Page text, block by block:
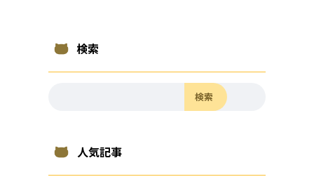
検索
検索
人気記事